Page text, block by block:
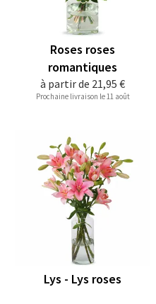
à partir de 21,95 €
Roses roses
romantiques
Prochaine livraison le 11 août
Lys - Lys roses